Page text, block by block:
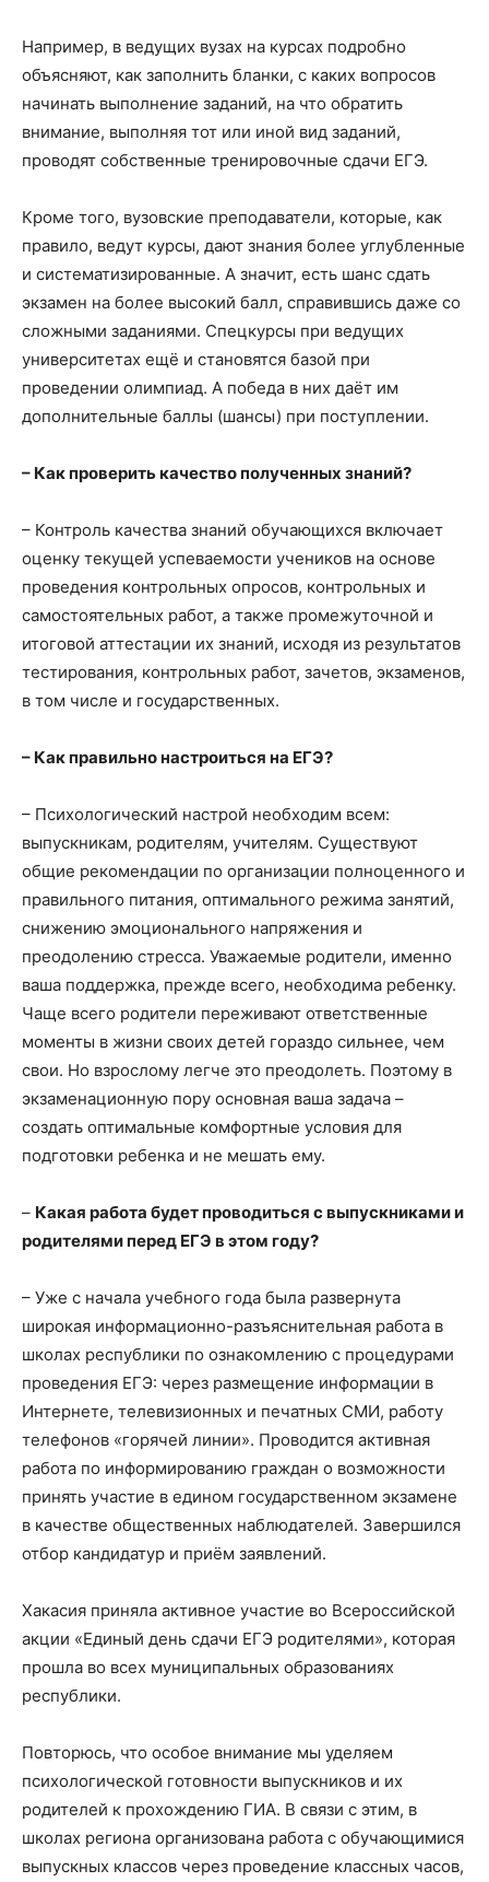
Например, в ведущих вузах на курсах подробно
объясняют, как заполнить бланки, с каких вопросов
начинать выполнение заданий, на что обратить
внимание, выполняя тот или иной вид заданий,
проводят собственные тренировочные сдачи ЕГЭ.
Кроме того, вузовские преподаватели, которые, как
правило, ведут курсы, дают знания более углубленные
и систематизированные. А значит, есть шанс сдать
экзамен на более высокий балл, справившись даже со
сложными заданиями. Спецкурсы при ведущих
университетах ещё и становятся базой при
проведении олимпиад. А победа в них даёт им
дополнительные баллы (шансы) при поступлении.
– Как проверить качество полученных знаний?
– Контроль качества знаний обучающихся включает
оценку текущей успеваемости учеников на основе
проведения контрольных опросов, контрольных и
самостоятельных работ, а также промежуточной и
итоговой аттестации их знаний, исходя из результатов
тестирования, контрольных работ, зачетов, экзаменов,
в том числе и государственных.
– Как правильно настроиться на ЕГЭ?
– Психологический настрой необходим всем:
выпускникам, родителям, учителям. Существуют
общие рекомендации по организации полноценного и
правильного питания, оптимального режима занятий,
снижению эмоционального напряжения и
преодолению стресса. Уважаемые родители, именно
ваша поддержка, прежде всего, необходима ребенку.
Чаще всего родители переживают ответственные
моменты в жизни своих детей гораздо сильнее, чем
свои. Но взрослому легче это преодолеть. Поэтому в
экзаменационную пору основная ваша задача –
создать оптимальные комфортные условия для
подготовки ребенка и не мешать ему.
– Какая работа будет проводиться с выпускниками и
родителями перед ЕГЭ в этом году?
– Уже с начала учебного года была развернута
широкая информационно-разъяснительная работа в
школах республики по ознакомлению с процедурами
проведения ЕГЭ: через размещение информации в
Интернете, телевизионных и печатных СМИ, работу
телефонов «горячей линии». Проводится активная
работа по информированию граждан о возможности
принять участие в едином государственном экзамене
в качестве общественных наблюдателей. Завершился
отбор кандидатур и приём заявлений.
Хакасия приняла активное участие во Всероссийской
акции «Единый день сдачи ЕГЭ родителями», которая
прошла во всех муниципальных образованиях
республики.
Повторюсь, что особое внимание мы уделяем
психологической готовности выпускников и их
родителей к прохождению ГИА. В связи с этим, в
школах региона организована работа с обучающимися
выпускных классов через проведение классных часов,